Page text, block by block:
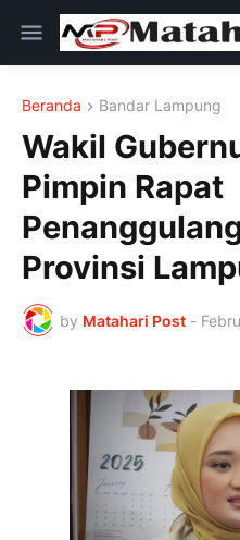
Beranda Bandar Lampung
Wakil
Pimpin Rapat
Provinsi
by Matahari Post -